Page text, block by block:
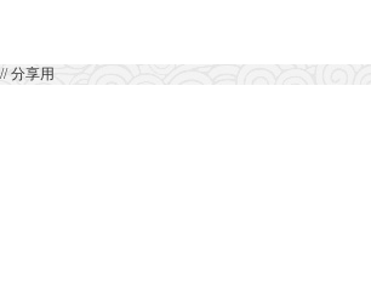
// 分享用